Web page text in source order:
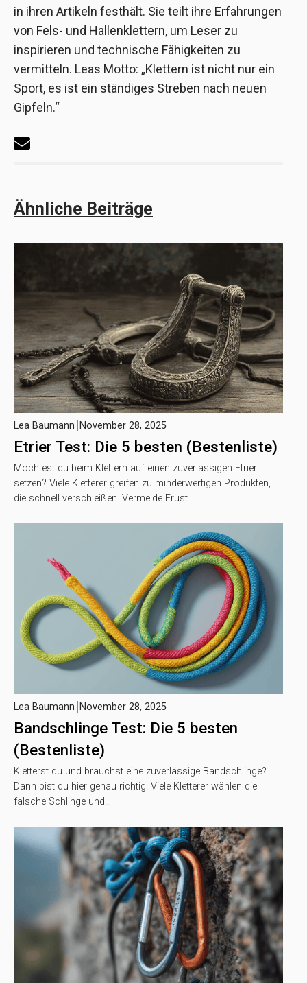
in ihren Artikeln festhält. Sie teilt ihre Erfahrungen
von Fels- und Hallenklettern, um Leser zu
inspirieren und technische Fähigkeiten zu
vermitteln. Leas Motto: „Klettern ist nicht nur ein
Sport, es ist ein ständiges Streben nach neuen
Gipfeln.“
Ähnliche Beiträge
Etrier Test: Die 5 besten (Bestenliste)
Lea Baumann November 28, 2025
Möchtest du beim Klettern auf einen zuverlässigen Etrier
setzen? Viele Kletterer greifen zu minderwertigen Produkten,
die schnell verschleißen. Vermeide Frust…
Bandschlinge Test: Die 5 besten
(Bestenliste)
Lea Baumann November 28, 2025
Kletterst du und brauchst eine zuverlässige Bandschlinge?
Dann bist du hier genau richtig! Viele Kletterer wählen die
falsche Schlinge und…